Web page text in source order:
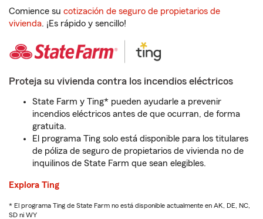
Comience su cotización de seguro de propietarios de
vivienda. ¡Es rápido y sencillo!
Proteja su vivienda contra los incendios eléctricos
State Farm y Ting* pueden ayudarle a prevenir
incendios eléctricos antes de que ocurran, de forma
gratuita.
El programa Ting solo está disponible para los titulares
de póliza de seguro de propietarios de vivienda no de
inquilinos de State Farm que sean elegibles.
Explora Ting
* El programa Ting de State Farm no está disponible actualmente en AK, DE, NC,
SD ni WY